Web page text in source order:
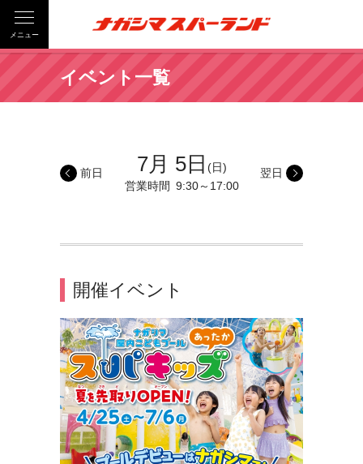
メニュー
イベント一覧
7月 5日 (日)
営業時間 9:30～17:00
前日 翌日
開催イベント